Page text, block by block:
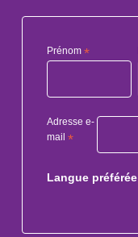
Prénom *
Adresse e-
mail *
Langue préférée